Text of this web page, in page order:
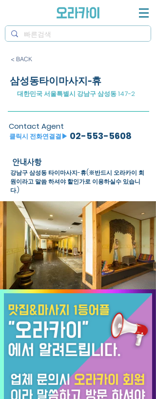
< BACK
삼성동타이마사지-휴
대한민국 서울특별시 강남구 삼성동 147-2
02-553-5608
Contact Agent
​클릭시 전화연결결▶
안내사항
강남구 삼성동 타이마사지-휴(※반드시 오라카이 회
원이라고 말씀 하셔야 할인가로 이용하실수 있습니
다.)